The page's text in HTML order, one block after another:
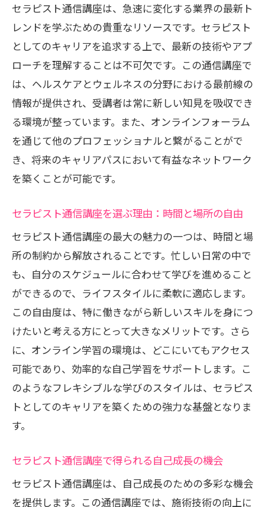
るテクニック
セラピスト通信講座を通じてキャリアチェン
ジを実現
セラピスト通信講座が提供するキャリア
チェンジのチャンス
セラピスト通信講座で新しいキャリアの
可能性を探る
キャリアアップを目指すセラピスト通信
講座の活用法
ャリアチェンジをサポート
セラピスト通信講座卒業生の成功事例紹
介
セラピスト通信講座が変えるキャリアの
未来
セラピスト通信講座が提供する新しい職業の
可能性
セラピスト通信講座で目指す新しい職業
の道
セラピスト通信講座が開く業界の新たな
らす職業選択
セラピスト通信講座が生む新しいビジネ
スチャンス
セラピスト通信講座は、急速に変化する業界の最新ト
レンドを学ぶための貴重なリソースです。セラピスト
としてのキャリアを追求する上で、最新の技術やアプ
ローチを理解することは不可欠です。この通信講座で
は、ヘルスケアとウェルネスの分野における最前線の
情報が提供され、受講者は常に新しい知見を吸収でき
る環境が整っています。また、オンラインフォーラム
を通じて他のプロフェッショナルと繋がることがで
き、将来のキャリアパスにおいて有益なネットワーク
を築くことが可能です。
セラピスト通信講座を選ぶ理由：時間と場所の自由
セラピスト通信講座の最大の魅力の一つは、時間と場
所の制約から解放されることです。忙しい日常の中で
も、自分のスケジュールに合わせて学びを進めること
ができるので、ライフスタイルに柔軟に適応します。
この自由度は、特に働きながら新しいスキルを身につ
けたいと考える方にとって大きなメリットです。さら
に、オンライン学習の環境は、どこにいてもアクセス
可能であり、効率的な自己学習をサポートします。こ
のようなフレキシブルな学びのスタイルは、セラピス
トとしてのキャリアを築くための強力な基盤となりま
す。
セラピスト通信講座で得られる自己成長の機会
セラピスト通信講座は、自己成長のための多彩な機会
を提供します。この通信講座では、施術技術の向上に